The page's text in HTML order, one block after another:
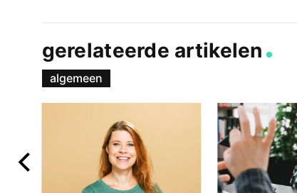
gerelateerde artikelen
algemeen